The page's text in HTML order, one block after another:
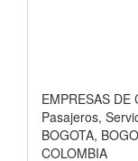
EMPRESAS
Pasajeros,
BOGOTA,
COLOMBIA